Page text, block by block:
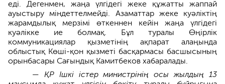
еді. Дегенмен, жаңа үлгідегі жеке құжатты жаппай
ауыстыру міндеттелмейді. Азаматтар жеке куәліктің
жарамдылық мерзімі өткеннен кейін жаңа үлгідегі
куәлікке ие болмақ. Бұл туралы Өңірлік
коммуникациялар қызметінің ақпарат алаңында
облыстық Көші-қон қызметі басқармасы басшысының
орынбасары Сағындық Камитбеков хабаралады.
— ҚР Ішкі істер министрінің осы жылдың 13